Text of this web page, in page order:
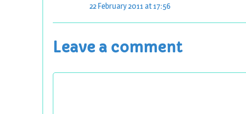
22 February 2011 at 17:56
Leave a comment